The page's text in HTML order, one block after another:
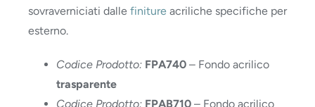
sovraverniciati dalle finitureacriliche specifiche per
esterno.
Codice Prodotto: FPA740 – Fondo acrilico
trasparente
Codice Prodotto: FPAB710 – Fondo acrilico